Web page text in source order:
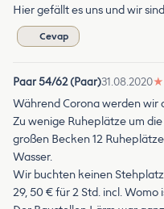
Hier gefällt es uns und wir
Cevap
Paar 54/62 (Paar)31.08.2020★
Während Corona werden wir
Zu wenige Ruheplätze um
großen Becken 12
Wasser.
Wir buchten keinen
29, 50 € für 2 Std. incl.